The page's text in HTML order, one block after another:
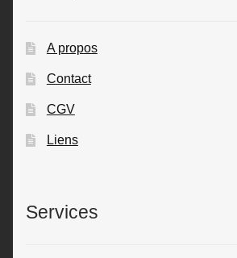
A propos
Contact
CGV
Liens
Services